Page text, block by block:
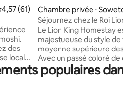
moyenne sur la base de
4,57 (61)
des
locale
et je
dans le
Chambre privée ⋅
Séjournez chez le Roi
Le Lion King Homestay
majestueuse du style de
moyenne supérieure
Avec un passé coloré
sociales familiales
de 4 chambres offre un
populaires